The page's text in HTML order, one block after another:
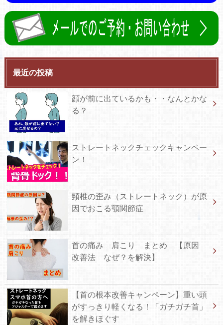
最近の投稿
顔が前に出ているかも・・なんとかな
る？
ストレートネックチェックキャンペー
ン！
頸椎の歪み（ストレートネック）が原
因でおこる顎関節症
首の痛み 肩こり まとめ 【原因
改善法 なぜ？を解決】
【首の根本改善キャンペーン】重い頭
がすっきり軽くなる！「ガチガチ首」
を解きほぐす